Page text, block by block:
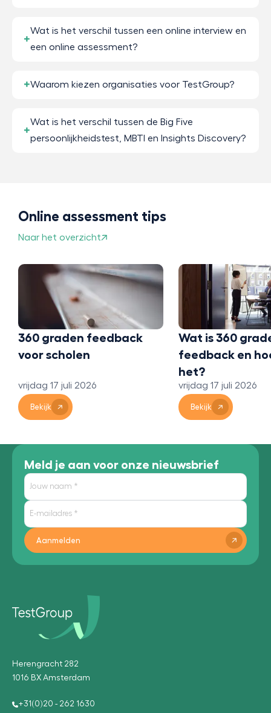
Wat is het verschil tussen een online interview en
een online assessment?
Waarom kiezen organisaties voor TestGroup?
Wat is het verschil tussen de Big Five
persoonlijkheidstest, MBTI en Insights Discovery?
Online assessment tips
Naar het overzicht
360 graden feedback
voor scholen
vrijdag 17 juli 2026
Bekijk
Wat is 360
feedback en
het?
vrijdag 17 juli 2026
Bekijk
Meld je aan voor onze nieuwsbrief
Aanmelden
Herengracht 282
1016 BX Amsterdam
+31(0)20 - 262 1630